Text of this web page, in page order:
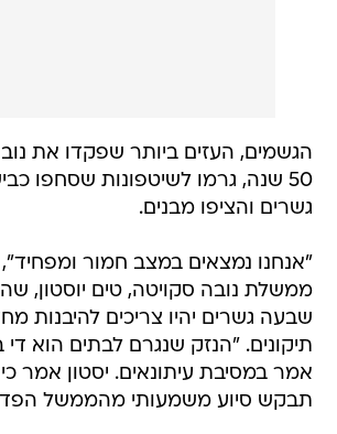
הגשמים, העזים ביותר שפקדו את
50 שנה, גרמו לשיטפונות שסחפו
גשרים והציפו מבנים.
"אנחנו נמצאים במצב חמור
ממשלת נובה סקויטה, טים יוסטון,
שבעה גשרים יהיו צריכים להיבנות
תיקונים. "הנזק שנגרם לבתים הוא די
אמר במסיבת עיתונאים. יסטון אמר
תבקש סיוע משמעותי מהממשל